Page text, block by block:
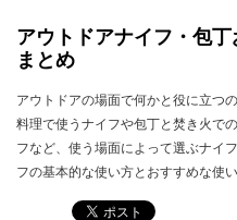
アウトドアナイフ・包
まとめ
アウトドアの場面で何かと役に立つ
料理で使うナイフや包丁と焚き火で
フなど、使う場面によって選ぶナイ
フの基本的な使い方とおすすめな使